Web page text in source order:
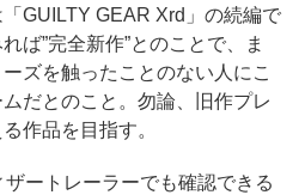
GUILTY GEAR Xrd」の続編で
ば”完全新作”とのことで、ま
ズを触ったことのない人にこ
だとのこと。勿論、旧作プレ
作品を目指す。
ートレーラーでも確認できる